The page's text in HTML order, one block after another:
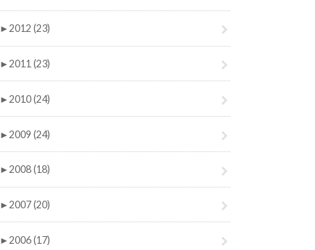
►2012 (23)
►2011 (23)
►2010 (24)
►2009 (24)
►2008 (18)
►2007 (20)
►2006 (17)